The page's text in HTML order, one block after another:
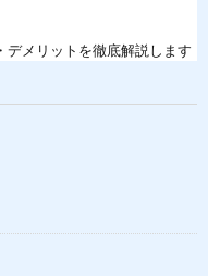
デメリットを徹底解説します